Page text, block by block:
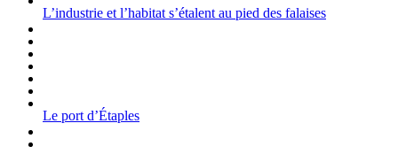
L’industrie et l’habitat s’étalent au pied des falaises
Le port d’Étaples